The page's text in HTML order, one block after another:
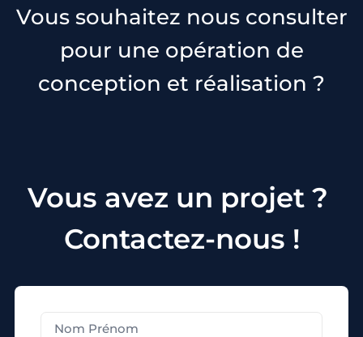
Vous souhaitez nous consulter
pour une opération de
conception et réalisation ?
Vous avez un projet ?
Contactez-nous !